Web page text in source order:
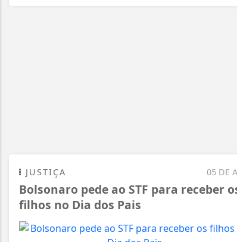
05 DE
JUSTIÇA
Bolsonaro pede ao STF para receber
filhos no Dia dos Pais